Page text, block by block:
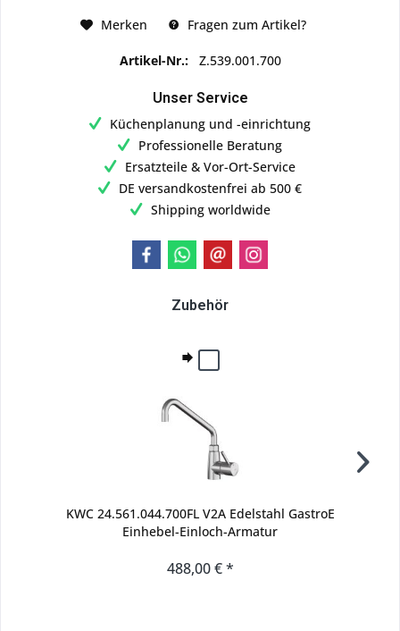
Merken Fragen zum Artikel?
Artikel-Nr.: Z.539.001.700
Unser Service
Küchenplanung und -einrichtung
Professionelle Beratung
Ersatzteile & Vor-Ort-Service
DE versandkostenfrei ab 500 €
Shipping worldwide
Zubehör
KWC 24.561.044.700FL V2A Edelstahl GastroE
Einhebel-Einloch-Armatur
488,00 € *